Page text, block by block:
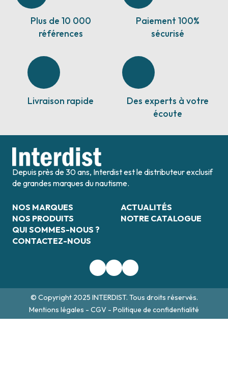
Plus de 10 000
références
Paiement 100%
sécurisé
Livraison rapide
Des experts à votre
écoute
Depuis près de 30 ans, Interdist est le distributeur exclusif
de grandes marques du nautisme.
NOS MARQUES
NOS PRODUITS
QUI SOMMES-NOUS ?
CONTACTEZ-NOUS
ACTUALITÉS
NOTRE CATALOGUE
© Copyright 2025 INTERDIST. Tous droits réservés.
Mentions légales - CGV - Politique de confidentialité